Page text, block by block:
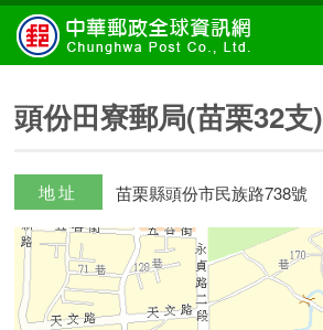
頭份田寮郵局(苗栗32支)
地址 苗栗縣頭份市民族路738號